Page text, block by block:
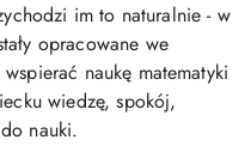
im to naturalnie - w
opracowane we
naukę matematyki
wiedzę, spokój,
nauki.